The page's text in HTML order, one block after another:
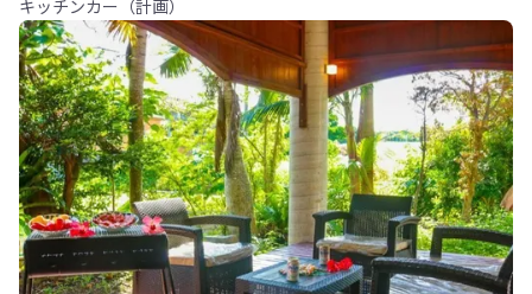
キッチンカー（計画）